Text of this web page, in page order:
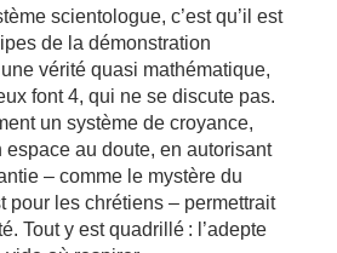
scientologue, c’est qu’il est
de la démonstration
vérité quasi mathématique,
font 4, qui ne se discute pas.
un système de croyance,
espace au doute, en autorisant
– comme le mystère du
pour les chrétiens – permettrait
Tout y est quadrillé : l’adepte